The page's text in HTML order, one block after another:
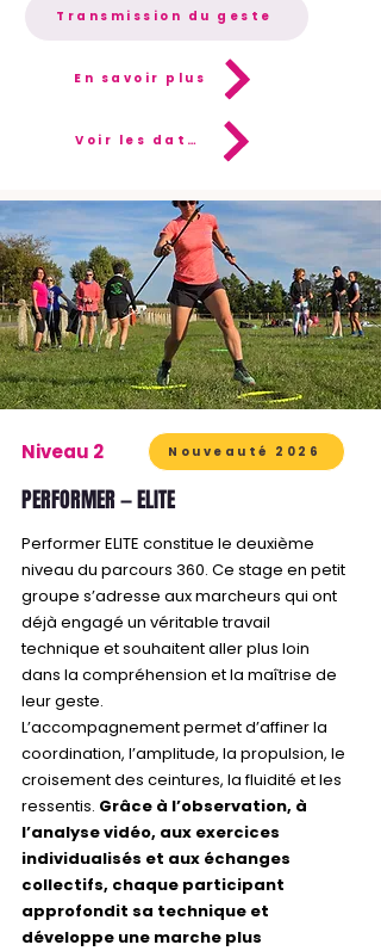
Transmission du geste
En savoir plus
Voir les dates
Niveau 2 Nouveauté 2026
PERFORMER — ELITE
Performer ELITE constitue le deuxième
niveau du parcours 360. Ce stage en petit
groupe s’adresse aux marcheurs qui ont
déjà engagé un véritable travail
technique et souhaitent aller plus loin
dans la compréhension et la maîtrise de
leur geste.
L’accompagnement permet d’affiner la
coordination, l’amplitude, la propulsion, le
croisement des ceintures, la fluidité et les
ressentis. Grâce à l’observation, à
l’analyse vidéo, aux exercices
individualisés et aux échanges
collectifs, chaque participant
approfondit sa technique et
développe une marche plus